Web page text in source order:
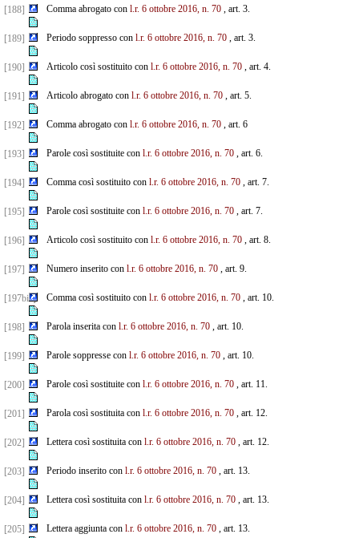
[188] Comma abrogato con l.r. 6 ottobre 2016, n. 70, art. 3.
[189] Periodo soppresso con l.r. 6 ottobre 2016, n. 70, art. 3.
[190] Articolo così sostituito con l.r. 6 ottobre 2016, n. 70, art. 4.
[191] Articolo abrogato con l.r. 6 ottobre 2016, n. 70, art. 5.
[192] Comma abrogato con l.r. 6 ottobre 2016, n. 70, art. 6
[193] Parole così sostituite con l.r. 6 ottobre 2016, n. 70, art. 6.
[194] Comma così sostituito con l.r. 6 ottobre 2016, n. 70, art. 7.
[195] Parole così sostituite con l.r. 6 ottobre 2016, n. 70, art. 7.
[196] Articolo così sostituito con l.r. 6 ottobre 2016, n. 70, art. 8.
[197] Numero inserito con l.r. 6 ottobre 2016, n. 70, art. 9.
[197bis] Comma così sostituito con l.r. 6 ottobre 2016, n. 70, art. 10.
[198] Parola inserita con l.r. 6 ottobre 2016, n. 70, art. 10.
[199] Parole soppresse con l.r. 6 ottobre 2016, n. 70, art. 10.
[200] Parole così sostituite con l.r. 6 ottobre 2016, n. 70, art. 11.
[201] Parola così sostituita con l.r. 6 ottobre 2016, n. 70, art. 12.
[202] Lettera così sostituita con l.r. 6 ottobre 2016, n. 70, art. 12.
[203] Periodo inserito con l.r. 6 ottobre 2016, n. 70, art. 13.
[204] Lettera così sostituita con l.r. 6 ottobre 2016, n. 70, art. 13.
[205] Lettera aggiunta con l.r. 6 ottobre 2016, n. 70, art. 13.